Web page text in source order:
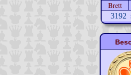
Brett
3192